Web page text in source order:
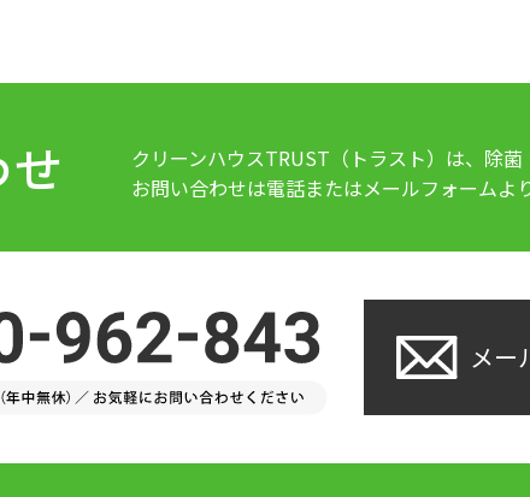
クリーンハウスTRUST（トラスト）は、除菌
お問い合わせは電話またはメールフォームよ
メー